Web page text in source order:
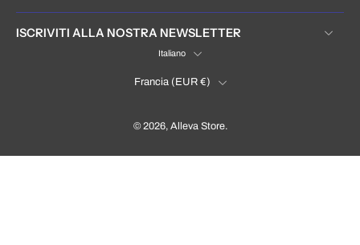
ISCRIVITI ALLA NOSTRA NEWSLETTER
Italiano
Francia ‎(EUR €)‎
© 2026, Alleva Store.